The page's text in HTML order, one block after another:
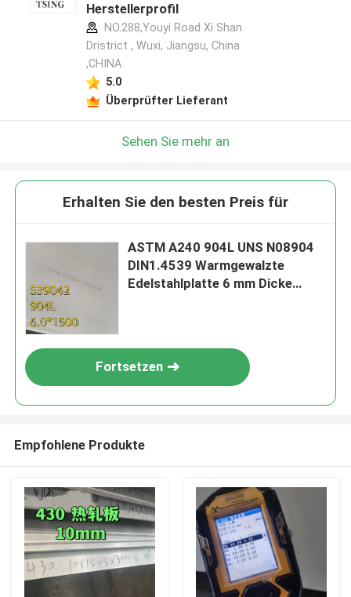
Herstellerprofil
NO.288,Youyi Road Xi Shan
Dristrict , Wuxi, Jiangsu, China
,CHINA
5.0
Überprüfter Lieferant
Sehen Sie mehr an
Erhalten Sie den besten Preis für
ASTM A240 904L UNS N08904
DIN1.4539 Warmgewalzte
Edelstahlplatte 6 mm Dicke
Fortsetzen
Empfohlene Produkte